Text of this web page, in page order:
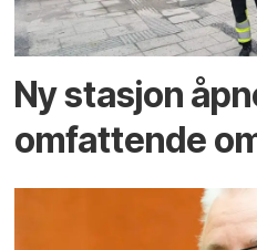
Ny stasjon
omfattende